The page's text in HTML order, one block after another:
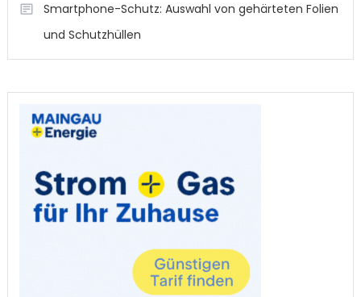
Smartphone-Schutz: Auswahl von gehärteten Folien
und Schutzhüllen